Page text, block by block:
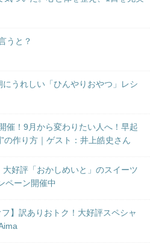
うと？
うれしい「ひんやりおやつ」レシ
催！9月から変わりたい人へ！早起
の作り方｜ゲスト：井上皓史さん
大好評「おかしめいと」のスイーツ
ペーン開催中
フ】訳ありおトク！大好評スペシャ